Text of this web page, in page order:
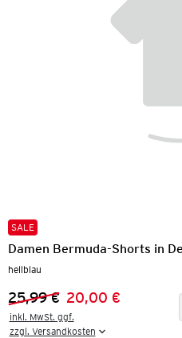
SALE
Damen Bermuda-Shorts in
hellblau
Vorheriger Preis:
25,99 €
Neuer Preis:20,00 €
inkl. MwSt. ggf.
zzgl. Versandkosten